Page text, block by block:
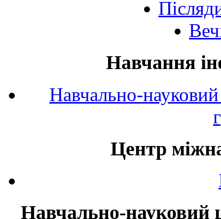
Навчання
Навчально-
Центр
Навчально-науковий